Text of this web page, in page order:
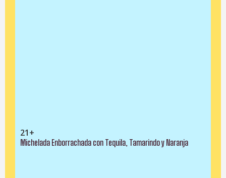
21+
Michelada Enborrachada con Tequila, Tamarindo y Naranja